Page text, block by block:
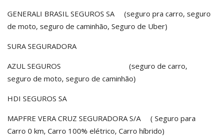
GENERALI BRASIL SEGUROS SA (seguro pra carro, seguro
de moto, seguro de caminhão, Seguro de Uber)
SURA SEGURADORA
AZUL SEGUROS (seguro de carro,
seguro de moto, seguro de caminhão)
HDI SEGUROS SA
MAPFRE VERA CRUZ SEGURADORA S/A ( Seguro para
Carro 0 km, Carro 100% elétrico, Carro híbrido)